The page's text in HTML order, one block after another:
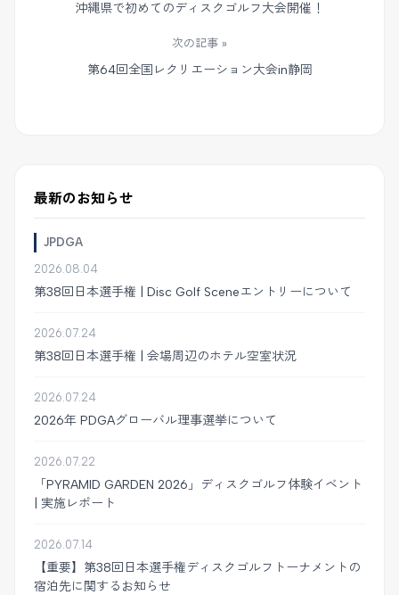
沖縄県で初めてのディスクゴルフ大会開催！
次の記事 »
第64回全国レクリエーション大会in静岡
最新のお知らせ
JPDGA
2026.08.04
第38回日本選手権 | Disc Golf Sceneエントリーについて
2026.07.24
第38回日本選手権 | 会場周辺のホテル空室状況
2026.07.24
2026年 PDGAグローバル理事選挙について
2026.07.22
「PYRAMID GARDEN 2026」ディスクゴルフ体験イベント
| 実施レポート
2026.07.14
【重要】第38回日本選手権ディスクゴルフトーナメントの
宿泊先に関するお知らせ